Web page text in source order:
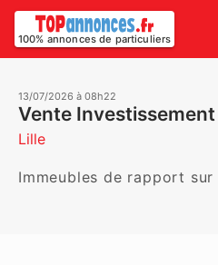
100% annonces de particuliers
13/07/2026 à 08h22
Vente
Lille
Immeubles de rapport